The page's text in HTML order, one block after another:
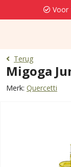
Voor
Terug
Migoga
Merk: Quercetti